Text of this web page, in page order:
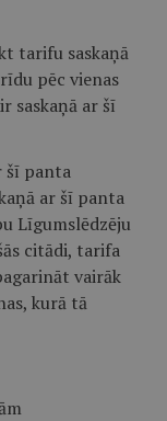
tarifu saskaņā
pēc vienas
saskaņā ar šī
šī panta
ar šī panta
Līgumslēdzēju
citādi, tarifa
vairāk
kurā tā